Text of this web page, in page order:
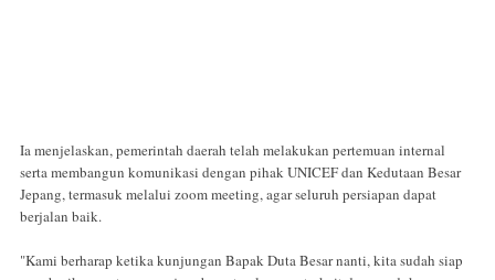
Ia menjelaskan, pemerintah daerah telah melakukan pertemuan internal
serta membangun komunikasi dengan pihak UNICEF dan Kedutaan Besar
Jepang, termasuk melalui zoom meeting, agar seluruh persiapan dapat
berjalan baik.
"Kami berharap ketika kunjungan Bapak Duta Besar nanti, kita sudah siap